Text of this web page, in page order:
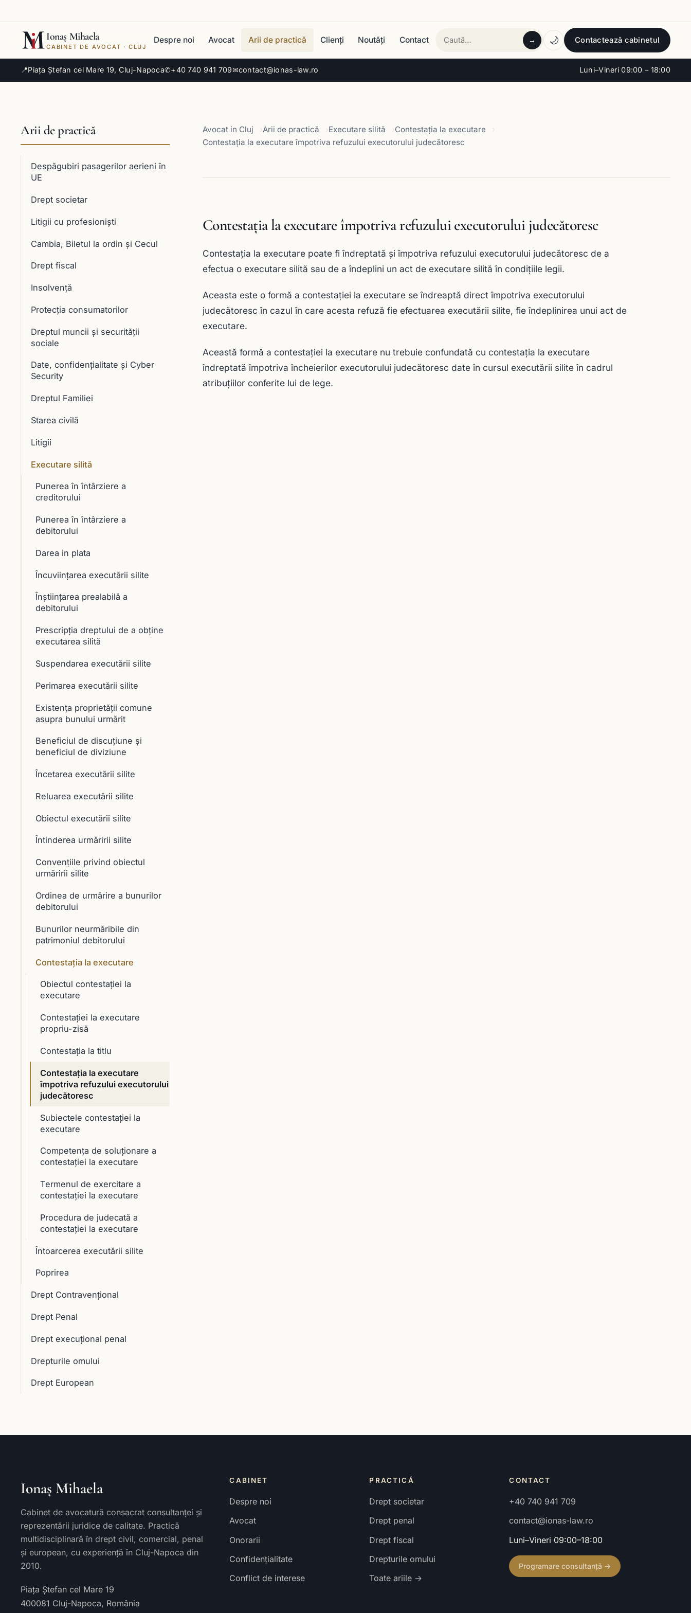
📍Piața Ștefan cel Mare 19, Cluj-Napoca✆+40 740 941 709✉contact@ionas-law.ro Luni–Vineri 09:00 – 18:00
Ionaș Mihaela
CABINET DE AVOCAT · CLUJ
Despre noi Avocat Arii de practică Clienți Noutăți Contact → 🌙 Contactează cabinetul
Arii de practică
Despăgubiri pasagerilor aerieni în
UE
Drept societar
Litigii cu profesioniști
Cambia, Biletul la ordin și Cecul
Drept fiscal
Insolvență
Protecția consumatorilor
Dreptul muncii și securității
sociale
Date, confidențialitate și Cyber
Security
Dreptul Familiei
Starea civilă
Litigii
Executare silită
Punerea în întârziere a
creditorului
Punerea în întârziere a
debitorului
Darea in plata
Încuviinţarea executării silite
Înştiinţarea prealabilă a
debitorului
Prescripţia dreptului de a obţine
executarea silită
Suspendarea executării silite
Perimarea executării silite
Existența proprietății comune
asupra bunului urmărit
Beneficiul de discuţiune şi
beneficiul de diviziune
Încetarea executării silite
Reluarea executării silite
Obiectul executării silite
Întinderea urmăririi silite
Convenţiile privind obiectul
urmăririi silite
Ordinea de urmărire a bunurilor
debitorului
Bunurilor neurmăribile din
patrimoniul debitorului
Contestaţia la executare
Obiectul contestaţiei la
executare
Contestaţiei la executare
propriu-zisă
Contestaţia la titlu
Contestaţia la executare
împotriva refuzului executorului
judecătoresc
Subiectele contestaţiei la
executare
Competenţa de soluţionare a
contestaţiei la executare
Termenul de exercitare a
contestaţiei la executare
Procedura de judecată a
contestaţiei la executare
Întoarcerea executării silite
Poprirea
Drept Contravențional
Drept Penal
Drept execuţional penal
Drepturile omului
Drept European
Avocat in Cluj Arii de practică Executare silită
Contestaţia la executare
Contestaţia la executare împotriva refuzului executorului judecătoresc
Contestaţia la executare împotriva refuzului executorului judecătoresc
Contestaţia la executare poate fi îndreptată și împotriva refuzului executorului judecătoresc de a
efectua o executare silită sau de a îndeplini un act de executare silită în condiţiile legii.
Aceasta este o formă a contestaţiei la executare se îndreaptă direct împotriva executorului
judecătoresc în cazul în care acesta refuză fie efectuarea executării silite, fie îndeplinirea unui act de
executare.
Această formă a contestaţiei la executare nu trebuie confundată cu contestaţia la executare
îndreptată împotriva încheierilor executorului judecătoresc date în cursul executării silite în cadrul
atribuţiilor conferite lui de lege.
Ionaș Mihaela
Cabinet de avocatură consacrat consultanței și
reprezentării juridice de calitate. Practică
multidisciplinară în drept civil, comercial, penal
și european, cu experiență în Cluj-Napoca din
2010.
Piața Ștefan cel Mare 19
400081 Cluj-Napoca, România
CABINET
Despre noi
Avocat
Onorarii
Confidențialitate
Conflict de interese
PRACTICĂ
Drept societar
Drept penal
Drept fiscal
Drepturile omului
Toate ariile →
CONTACT
+40 740 941 709
contact@ionas-law.ro
Luni–Vineri 09:00–18:00
Programare consultanță →